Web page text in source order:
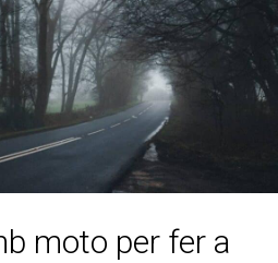
moto per fer a